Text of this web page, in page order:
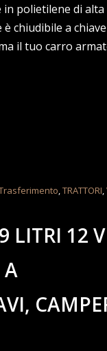
polietilene di
chiudibile a
il tuo carro
,TRATTORI ,
LITRI 12
A